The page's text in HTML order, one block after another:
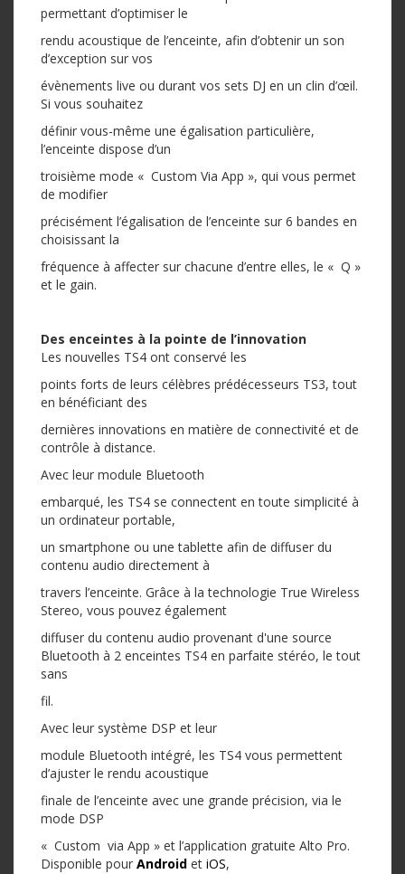
permettant d’optimiser le
rendu acoustique de l’enceinte, afin d’obtenir un son
d’exception sur vos
évènements live ou durant vos sets DJ en un clin d’œil.
Si vous souhaitez
définir vous-même une égalisation particulière,
l’enceinte dispose d’un
troisième mode « Custom Via App », qui vous permet
de modifier
précisément l’égalisation de l’enceinte sur 6 bandes en
choisissant la
fréquence à affecter sur chacune d’entre elles, le « Q »
et le gain.
Des enceintes à la pointe de l’innovation
Les nouvelles TS4 ont conservé les
points forts de leurs célèbres prédécesseurs TS3, tout
en bénéficiant des
dernières innovations en matière de connectivité et de
contrôle à distance.
Avec leur module Bluetooth
embarqué, les TS4 se connectent en toute simplicité à
un ordinateur portable,
un smartphone ou une tablette afin de diffuser du
contenu audio directement à
travers l’enceinte. Grâce à la technologie True Wireless
Stereo, vous pouvez également
diffuser du contenu audio provenant d'une source
Bluetooth à 2 enceintes TS4 en parfaite stéréo, le tout
sans
fil.
Avec leur système DSP et leur
module Bluetooth intégré, les TS4 vous permettent
d’ajuster le rendu acoustique
finale de l’enceinte avec une grande précision, via le
mode DSP
« Custom via App » et l’application gratuite Alto Pro.
Disponible pour Android et iOS,